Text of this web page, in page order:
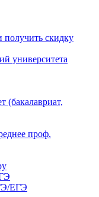
получить скидку
университета
(бакалавриат,
проф.
ЕГЭ